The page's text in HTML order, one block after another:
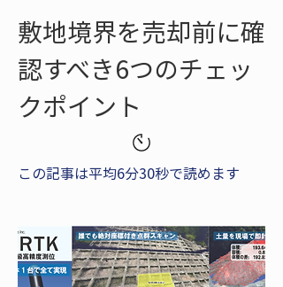
敷地境界を売却前に確
認すべき6つのチェッ
クポイント
この記事は平均6分30秒で読めます